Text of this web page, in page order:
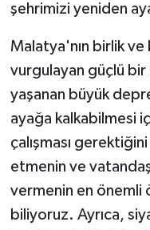
şehrimizi yeniden
Malatya'nın birlik ve
vurgulayan güçlü
yaşanan büyük
ayağa kalkabilmesi
çalışması
etmenin ve
vermenin en önemli
biliyoruz. Ayrıca,